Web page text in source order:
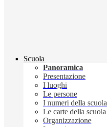
Scuola
Panoramica
Presentazione
I luoghi
Le persone
I numeri della scuola
Le carte della scuola
Organizzazione